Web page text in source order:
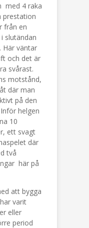
med 4 raka
prestation
från en
slutändan
Här väntar
och det är
svårast.
motstånd,
där man
på den
helgen
10
ett svagt
där
två
här på
att bygga
varit
eller
period